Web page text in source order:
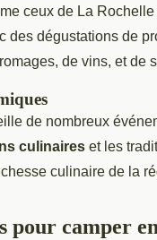
ceux de La
des dégustations de
de vins, et de
de nombreux
culinaires et les
culinaire de la
pour camper